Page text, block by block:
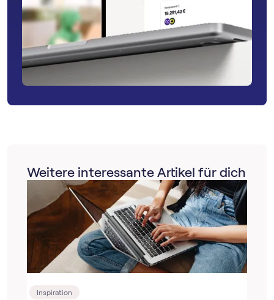
Weitere interessante Artikel für dich
Inspiration